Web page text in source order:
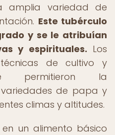
amplia variedad de
Este tubérculo
y se le atribuían
y espirituales. Los
de cultivo y
permitieron la
de papa y
climas y altitudes.
un alimento básico